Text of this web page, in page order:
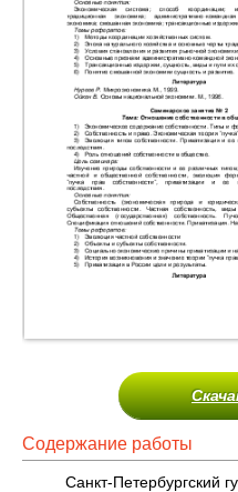
Содержание работы
Санкт-Петербургский